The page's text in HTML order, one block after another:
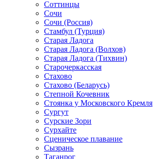
Соттинцы
Сочи
Сочи (Россия)
Стамбул (Турция)
Старая Ладога
Старая Ладога (Волхов)
Старая Ладога (Тихвин)
Старочеркасская
Стахово
Стахово (Беларусь)
Степной Кочевник
Стоянка у Московского Кремля
Сургут
Сурские Зори
Сурхайте
Сценическое плавание
Сызрань
Таганрог